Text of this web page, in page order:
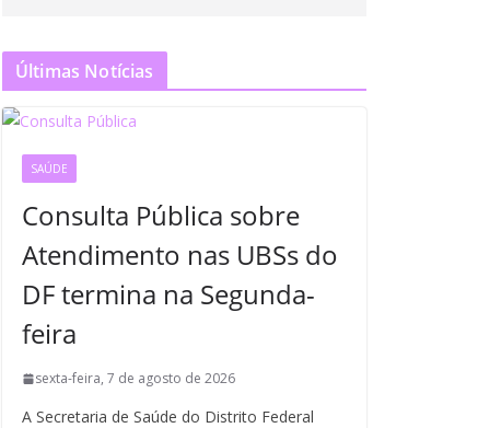
Últimas Notícias
SAÚDE
Consulta Pública sobre
Atendimento nas UBSs do
DF termina na Segunda-
feira
sexta-feira, 7 de agosto de 2026
A Secretaria de Saúde do Distrito Federal